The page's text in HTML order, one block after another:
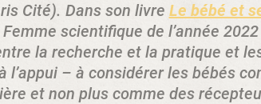
Cité). Dans son livre Le bébé et
scientifique de l’année
la recherche et la pratique et
l’appui – à considérer les bébés
et non plus comme des